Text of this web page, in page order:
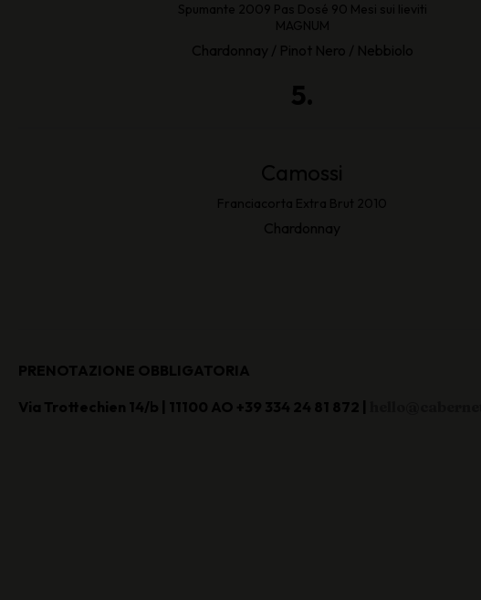
Spumante 2009 Pas Dosé 90 Mesi sui lieviti
MAGNUM
Chardonnay / Pinot Nero / Nebbiolo
5.
Camossi
Franciacorta Extra Brut 2010
Chardonnay
PRENOTAZIONE OBBLIGATORIA
Via Trottechien 14/b | 11100 AO +39 334 24 81 872 |